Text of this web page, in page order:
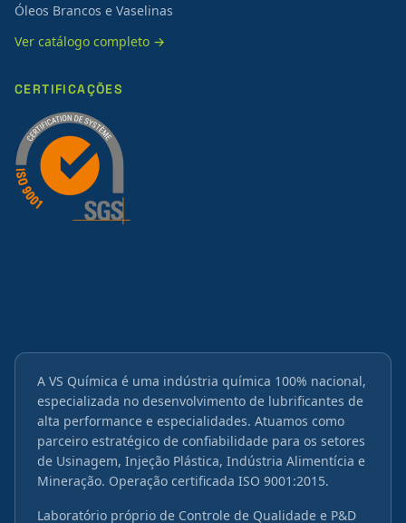
Óleos Brancos e Vaselinas
Ver catálogo completo →
CERTIFICAÇÕES
A VS Química é uma indústria química 100% nacional,
especializada no desenvolvimento de lubrificantes de
alta performance e especialidades. Atuamos como
parceiro estratégico de confiabilidade para os setores
de Usinagem, Injeção Plástica, Indústria Alimentícia e
Mineração. Operação certificada ISO 9001:2015.
Laboratório próprio de Controle de Qualidade e P&D